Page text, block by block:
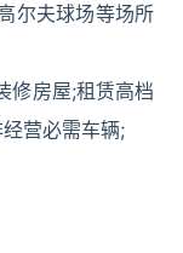
尔夫球场等场所
修房屋;租赁高档
营必需车辆;